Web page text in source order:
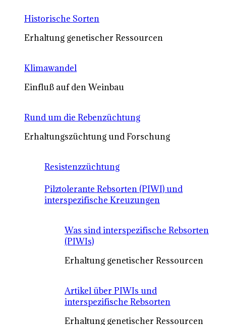
Historische Sorten
Erhaltung genetischer Ressourcen
Klimawandel
Einfluß auf den Weinbau
Rund um die Rebenzüchtung
Erhaltungszüchtung und Forschung
Resistenzzüchtung
Pilztolerante Rebsorten (PIWI) und
interspezifische Kreuzungen
Was sind interspezifische Rebsorten
(PIWIs)
Erhaltung genetischer Ressourcen
Artikel über PIWIs und
interspezifische Rebsorten
Erhaltung genetischer Ressourcen